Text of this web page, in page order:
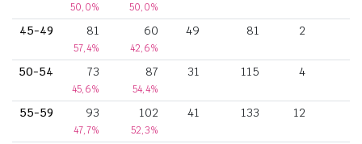
50,0% 50,0%
45-49 81
57,4%
60
42,6%
49 81 2
50-54 73
45,6%
87
54,4%
31 115 4
55-59 93
47,7%
102
52,3%
41 133 12